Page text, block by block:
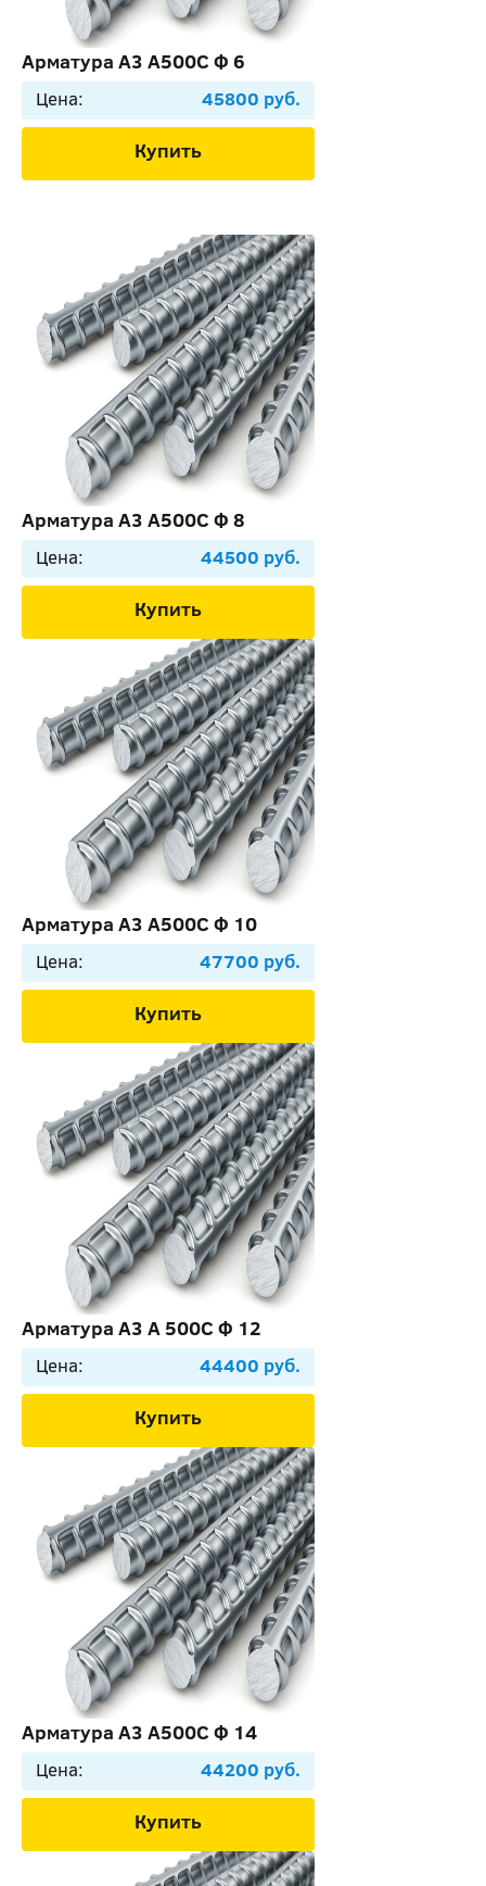
Арматура А3 А500С Ф 6
Цена: 45800 руб.
Купить
Арматура А3 А500С Ф 8
Цена: 44500 руб.
Купить
Арматура А3 А500С Ф 10
Цена: 47700 руб.
Купить
Арматура А3 А 500C Ф 12
Цена: 44400 руб.
Купить
Арматура А3 А500С Ф 14
Цена: 44200 руб.
Купить